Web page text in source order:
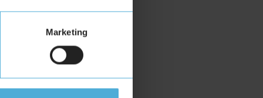
Marketing